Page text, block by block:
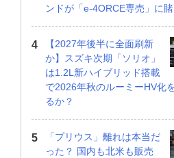
ンドが「e-4ORCE専売」に
【2027年後半に全面刷新
か】スズキ次期「ソリオ」
は1.2L新ハイブリッド搭載
で2026年秋のルーミーHV化
るか？
「プリウス」離れは本当だ
った？ 国内も北米も販売